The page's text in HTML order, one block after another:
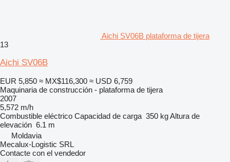
Aichi SV06B plataforma de tijera
13
Aichi SV06B
EUR 5,850 ≈ MX$116,300 ≈ USD 6,759
Maquinaria de construcción - plataforma de tijera
2007
5,572 m/h
Combustible eléctrico Capacidad de carga 350 kgAltura de
elevación 6.1 m
Moldavia
Mecalux-Logistic SRL
Contacte con el vendedor